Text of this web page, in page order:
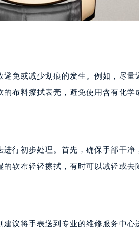
免或减少划痕的发生。例如，尽
布料擦拭表壳，避免使用含有化学
行初步处理。首先，确保手部干
软布轻轻擦拭，有时可以减轻或去
议将手表送到专业的维修服务中